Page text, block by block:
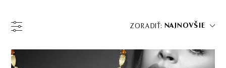
ZORADIŤ: NAJNOVŠIE